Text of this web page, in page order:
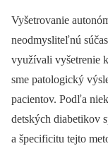
Vyšetrovanie
neodmysliteľnú
využívali vyšetrenie
sme patologický
pacientov. Podľa
detských diabetikov
a špecificitu tejto